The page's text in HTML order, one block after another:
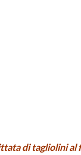
di tagliolini al